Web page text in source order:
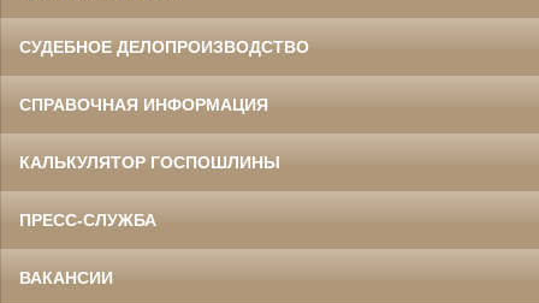
СУДЕБНОЕ ДЕЛОПРОИЗВОДСТВО
СПРАВОЧНАЯ ИНФОРМАЦИЯ
КАЛЬКУЛЯТОР ГОСПОШЛИНЫ
ПРЕСС-СЛУЖБА
ВАКАНСИИ